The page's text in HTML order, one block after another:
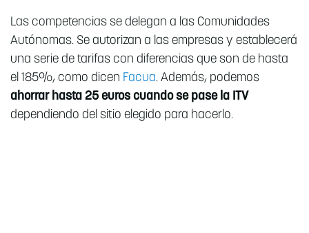
Las competencias se delegan a las Comunidades
Autónomas. Se autorizan a las empresas y establecerá
una serie de tarifas con diferencias que son de hasta
el 185%, como dicen Facua. Además, podemos
ahorrar hasta 25 euros cuando se pase la ITV
dependiendo del sitio elegido para hacerlo.